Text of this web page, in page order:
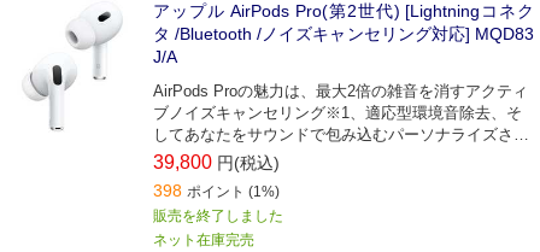
アップル AirPods Pro(第2世代) [Lightningコネク
タ /Bluetooth /ノイズキャンセリング対応] MQD83
J/A
AirPods Proの魅力は、最大2倍の雑音を消すアクティ
ブノイズキャンセリング※1、適応型環境音除去、そ
してあなたをサウンドで包み込むパーソナライズされ
た空間オーディオと、ダイナミックヘッドトラッキン
39,800 円(税込)
398 ポイント (1%)
販売を終了しました
ネット在庫完売